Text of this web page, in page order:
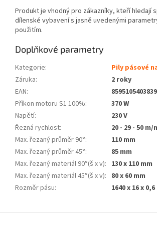
Produkt je vhodný pro zákazníky, kteří hledají
dílenské vybavení s jasně uvedenými
použitím.
Doplňkové parametry
Kategorie:
Pily pásové
Záruka:
2 roky
EAN:
8595105403839
Příkon motoru S1 100%:
370 W
Napětí:
230 V
Řezná rychlost:
20 - 29 - 50 m/
Max. řezaný průměr 90°:
110 mm
Max. řezaný průměr 45°:
85 mm
Max. řezaný materiál 90°(š x v): 130 x 110 mm
Max. řezaný materiál 45°(š x v): 80 x 60 mm
Rozměr pásu: 1640 x 16 x